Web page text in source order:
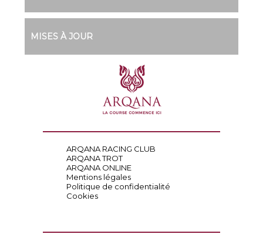
MISES À JOUR
ARQANA RACING CLUB
ARQANA TROT
ARQANA ONLINE
Mentions légales
Politique de confidentialité
Cookies